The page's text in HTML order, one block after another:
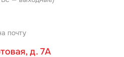
почту
д. 7А